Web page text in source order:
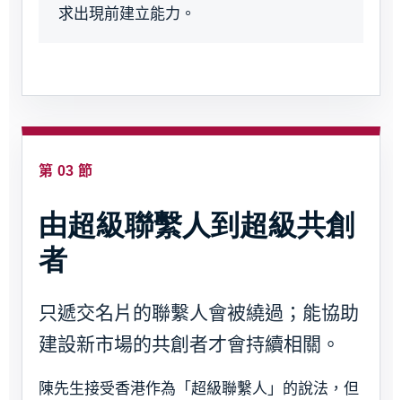
求出現前建立能力。
第 03 節
由超級聯繫人到超級共創
者
只遞交名片的聯繫人會被繞過；能協助
建設新市場的共創者才會持續相關。
陳先生接受香港作為「超級聯繫人」的說法，但